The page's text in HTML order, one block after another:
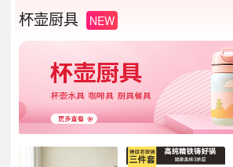
杯壶厨具 NEW